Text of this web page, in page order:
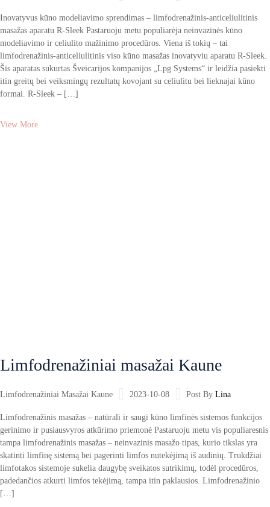
Inovatyvus kūno modeliavimo sprendimas – limfodrenažinis-anticeliulitinis
masažas aparatu R-Sleek Pastaruoju metu populiarėja neinvazinės kūno
modeliavimo ir celiulito mažinimo procedūros. Viena iš tokių – tai
limfodrenažinis-anticeliulitinis viso kūno masažas inovatyviu aparatu R-Sleek.
Šis aparatas sukurtas Šveicarijos kompanijos „Lpg Systems“ ir leidžia pasiekti
itin greitų bei veiksmingų rezultatų kovojant su celiulitu bei lieknajai kūno
formai. R-Sleek – […]
View More
2023-10-08
Limfodrenažiniai Masažai Kaune Post By Lina
Limfodrenažiniai masažai Kaune
Limfodrenažinis masažas – natūrali ir saugi kūno limfinės sistemos funkcijos
gerinimo ir pusiausvyros atkūrimo priemonė Pastaruoju metu vis populiaresnis
tampa limfodrenažinis masažas – neinvazinis masažo tipas, kurio tikslas yra
skatinti limfinę sistemą bei pagerinti limfos nutekėjimą iš audinių. Trukdžiai
limfotakos sistemoje sukelia daugybę sveikatos sutrikimų, todėl procedūros,
padedančios atkurti limfos tekėjimą, tampa itin paklausios. Limfodrenažinio
[…]